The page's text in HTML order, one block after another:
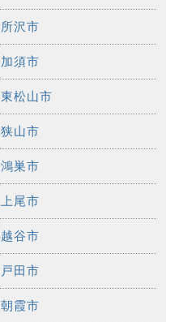
所沢市
加須市
東松山市
狭山市
鴻巣市
上尾市
越谷市
戸田市
朝霞市